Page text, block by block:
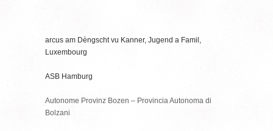
arcus am Dèngscht vu Kanner, Jugend a Famil,
Luxembourg
ASB Hamburg
Autonome Provinz Bozen – Provincia Autonoma di
Bolzani